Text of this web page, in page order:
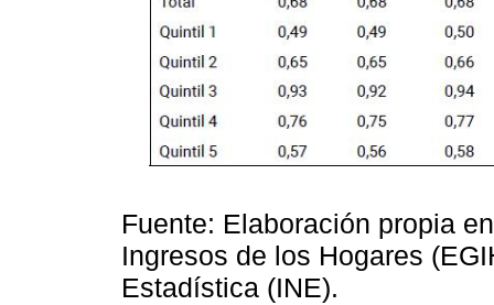
Fuente: Elaboración propia
Ingresos de los Hogares
Estadística (INE).